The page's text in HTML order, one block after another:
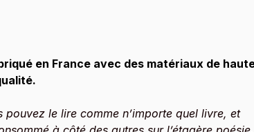
en France avec des matériaux de
le lire comme n’importe quel livre, et